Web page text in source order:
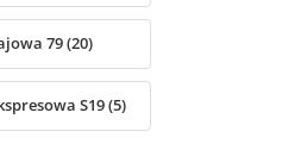
79 (20)
S19 (5)